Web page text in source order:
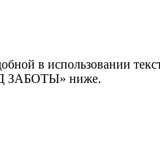
в использовании
ЗАБОТЫ» ниже.